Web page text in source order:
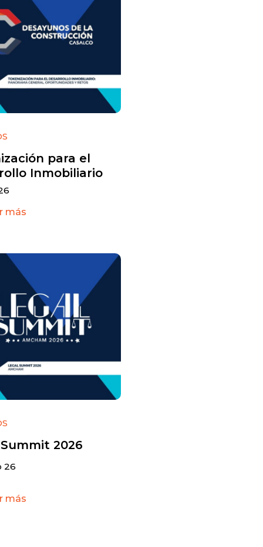
para el
Inmobiliario
más
2026
26
más